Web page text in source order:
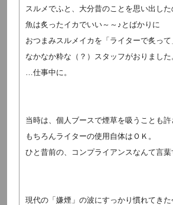
スルメでふと、大分昔のことを思い出し
魚は炙ったイカでいい～～♪とばかりに
おつまみスルメイカを「ライターで炙って
なかなか粋な（？）スタッフがおりました
…仕事中に。
当時は、個人ブースで煙草を吸うことも
もちろんライターの使用自体はＯＫ。
ひと昔前の、コンプライアンスなんて言
現代の「嫌煙」の波にすっかり慣れてき